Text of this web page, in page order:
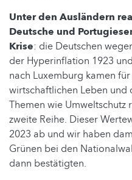
Unter den Ausländern
Deutsche und
Krise: die Deutschen
der Hyperinflation 1923
nach Luxemburg kamen
wirtschaftlichen Leben und
Themen wie
zweite Reihe. Dieser
2023 ab und wir haben
Grünen bei den
dann bestätigten.